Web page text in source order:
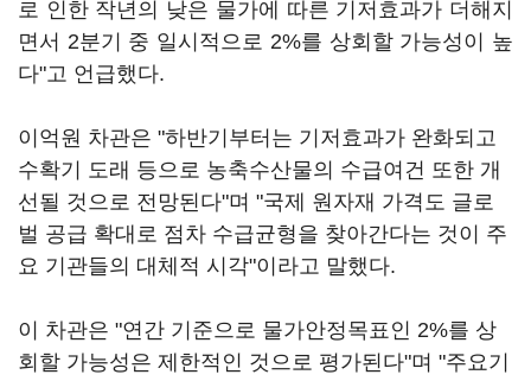
로 인한 작년의 낮은 물가에 따른 기저효과가 더해지
면서 2분기 중 일시적으로 2%를 상회할 가능성이 높
다"고 언급했다.
이억원 차관은 "하반기부터는 기저효과가 완화되고
수확기 도래 등으로 농축수산물의 수급여건 또한 개
선될 것으로 전망된다"며 "국제 원자재 가격도 글로
벌 공급 확대로 점차 수급균형을 찾아간다는 것이 주
요 기관들의 대체적 시각"이라고 말했다.
이 차관은 "연간 기준으로 물가안정목표인 2%를 상
회할 가능성은 제한적인 것으로 평가된다"며 "주요기